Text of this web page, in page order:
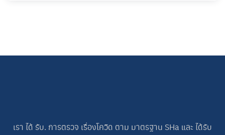
เรา ได้ รับ. การตรวจ เรื่องโควิด ตาม มาตรฐาน SHa และ ได้รับ